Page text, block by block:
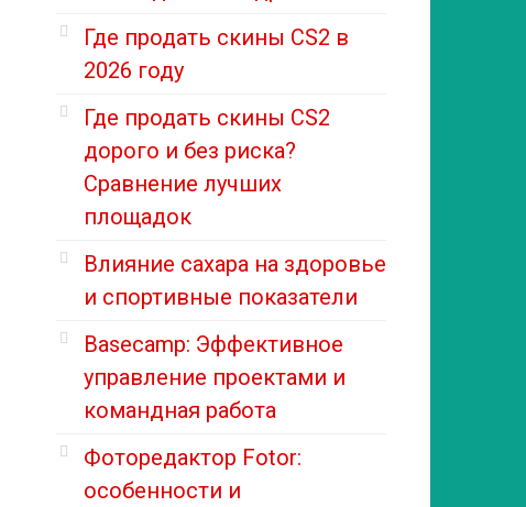
Где продать скины CS2 в
2026 году
Где продать скины CS2
дорого и без риска?
Сравнение лучших
площадок
Влияние сахара на здоровье
и спортивные показатели
Basecamp: Эффективное
управление проектами и
командная работа
Фоторедактор Fotor:
особенности и